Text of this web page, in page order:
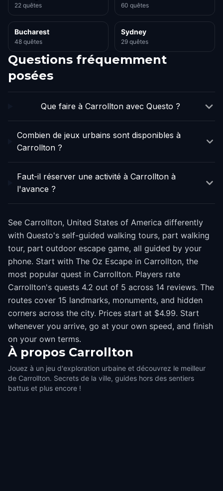
22 quêtes 60 quêtes
Bucharest
48 quêtes
Sydney
29 quêtes
Questions fréquemment
posées
Que faire à Carrollton avec Questo ?
Combien de jeux urbains sont disponibles à
Carrollton ?
Faut-il réserver une activité à Carrollton à
l'avance ?
See Carrollton, United States of America differently
with Questo's self-guided walking tours, part walking
tour, part outdoor escape game, all guided by your
phone. Start with The Oz Escape in Carrollton, the
most popular quest in Carrollton. Players rate
Carrollton's quests 4.2 out of 5 across 14 reviews. The
routes cover 15 landmarks, monuments, and hidden
corners across the city. Prices start at $4.99. Start
whenever you arrive, go at your own speed, and finish
on your own terms.
À propos Carrollton
Jouez à un jeu d'exploration urbaine et découvrez le meilleur
de Carrollton. Secrets de la ville, guides hors des sentiers
battus et plus encore !